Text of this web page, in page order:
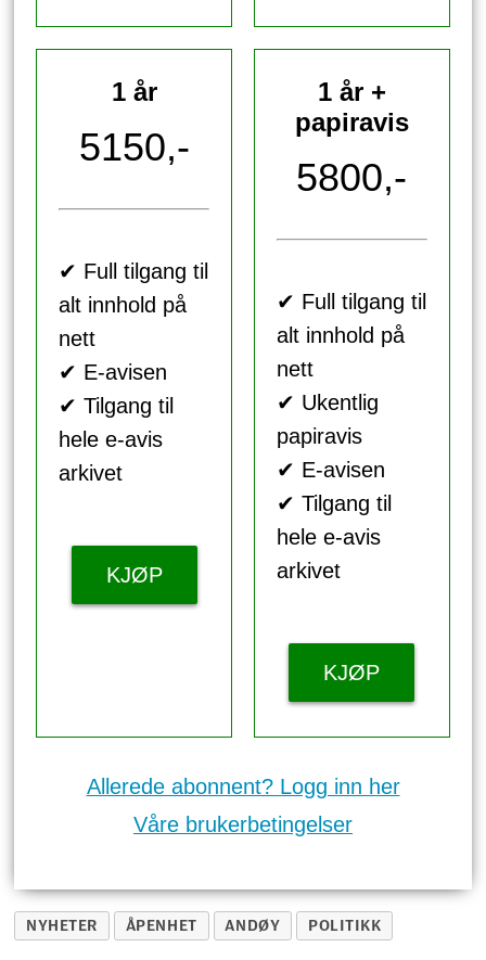
1 år
5150,-
✔ Full tilgang til
alt innhold på
nett
✔ E-avisen
✔ Tilgang til
hele e-avis
arkivet
KJØP
1 år +
papiravis
5800,-
✔ Full tilgang til
alt innhold på
nett
✔ Ukentlig
papiravis
✔ E-avisen
✔ Tilgang til
hele e-avis
arkivet
KJØP
Allerede abonnent? Logg inn her
Våre brukerbetingelser
NYHETER ÅPENHET ANDØY POLITIKK